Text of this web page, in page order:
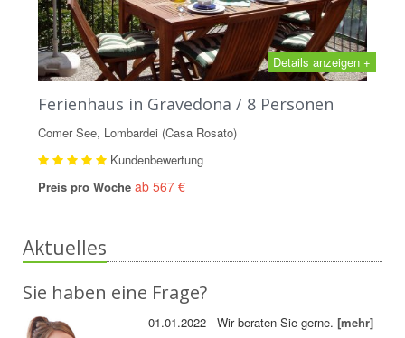
Details anzeigen +
Ferienhaus in Gravedona / 8 Personen
Comer See, Lombardei (Casa Rosato)
Kundenbewertung
Preis pro Woche ab 567 €
Aktuelles
Sie haben eine Frage?
01.01.2022 - Wir beraten Sie gerne.[mehr]